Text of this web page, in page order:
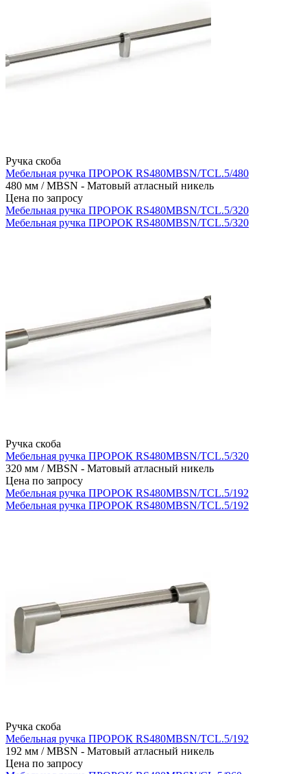
Ручка скоба
Мебельная ручка ПРОРОК RS480MBSN/TCL.5/480
480 мм / MBSN - Матовый атласный никель
Цена по запросу
Мебельная ручка ПРОРОК RS480MBSN/TCL.5/320
Мебельная ручка ПРОРОК RS480MBSN/TCL.5/320
Ручка скоба
Мебельная ручка ПРОРОК RS480MBSN/TCL.5/320
320 мм / MBSN - Матовый атласный никель
Цена по запросу
Мебельная ручка ПРОРОК RS480MBSN/TCL.5/192
Мебельная ручка ПРОРОК RS480MBSN/TCL.5/192
Ручка скоба
Мебельная ручка ПРОРОК RS480MBSN/TCL.5/192
192 мм / MBSN - Матовый атласный никель
Цена по запросу